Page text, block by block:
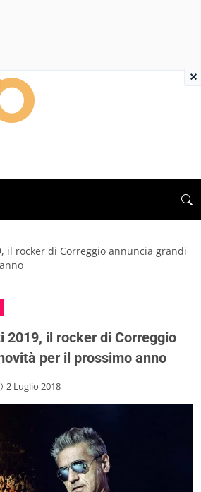
il rocker di Correggio annuncia grandi
2019, il rocker di Correggio
per il prossimo anno
2 Luglio 2018
×